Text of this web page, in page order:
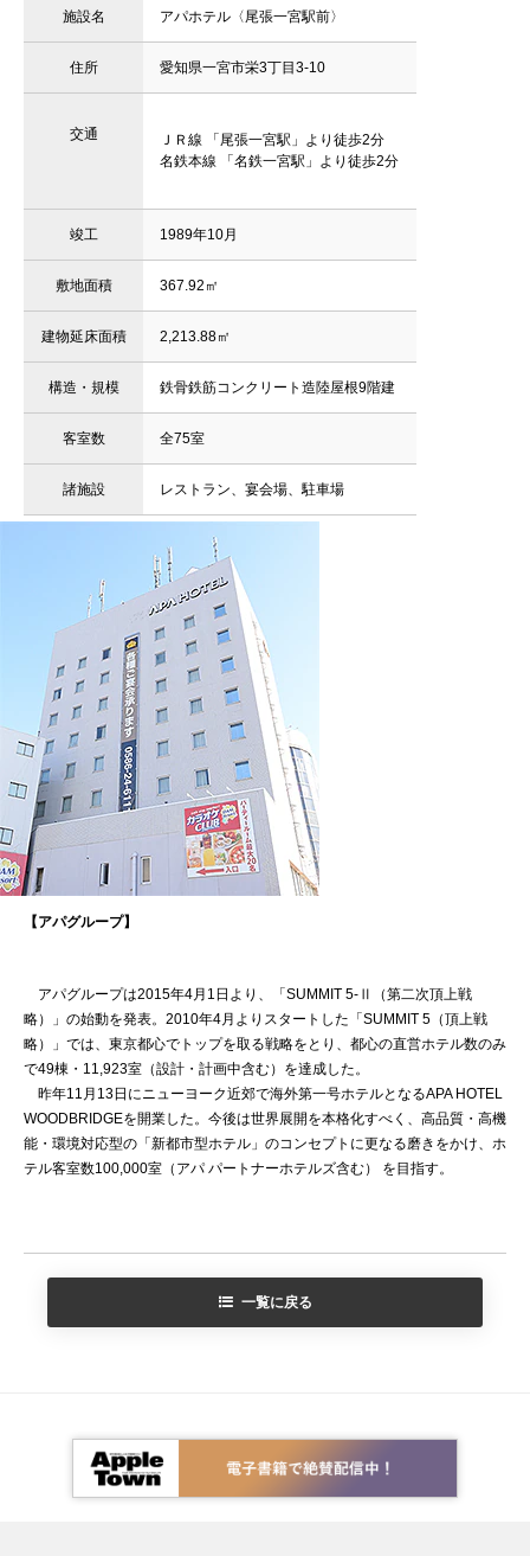
施設名 アパホテル〈尾張一宮駅前〉
住所 愛知県一宮市栄3丁目3-10
交通
ＪＲ線 「尾張一宮駅」より徒歩2分
名鉄本線 「名鉄一宮駅」より徒歩2分
竣工 1989年10月
敷地面積 367.92㎡
建物延床面積 2,213.88㎡
構造・規模 鉄骨鉄筋コンクリート造陸屋根9階建
客室数 全75室
諸施設 レストラン、宴会場、駐車場
【アパグループ】
アパグループは2015年4月1日より、「SUMMIT 5-Ⅱ（第二次頂上戦
略）」の始動を発表。2010年4月よりスタートした「SUMMIT 5（頂上戦
略）」では、東京都心でトップを取る戦略をとり、都心の直営ホテル数のみ
で49棟・11,923室（設計・計画中含む）を達成した。
昨年11月13日にニューヨーク近郊で海外第一号ホテルとなるAPA HOTEL
WOODBRIDGEを開業した。今後は世界展開を本格化すべく、高品質・高機
能・環境対応型の「新都市型ホテル」のコンセプトに更なる磨きをかけ、ホ
テル客室数100,000室（アパ パートナーホテルズ含む） を目指す。
一覧に戻る